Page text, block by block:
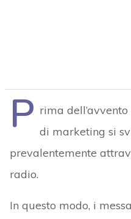
P rima
di marketing si
prevalentemente
radio.
In questo modo, i